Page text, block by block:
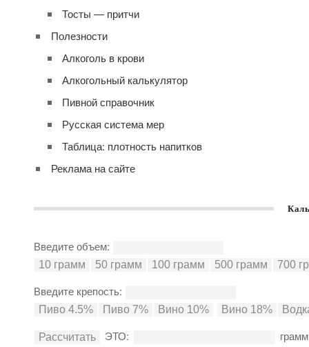
Тосты — притчи
Полезности
Алкоголь в крови
Алкогольный калькулятор
Пивной справочник
Русская система мер
Таблица: плотность напитков
Реклама на сайте
Введите объем:
Введите крепость:
ЭТО: